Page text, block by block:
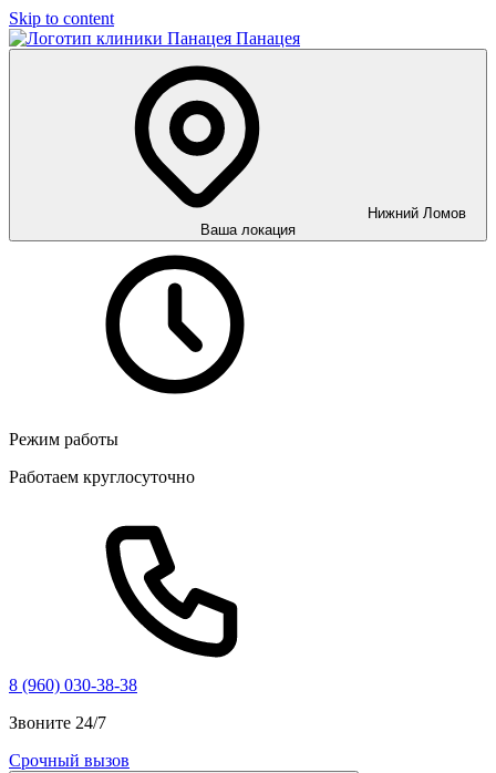
Skip to content
Панацея
Нижний Ломов
Ваша локация
Режим работы
Работаем круглосуточно
8 (960) 030-38-38
Звоните 24/7
Срочный вызов